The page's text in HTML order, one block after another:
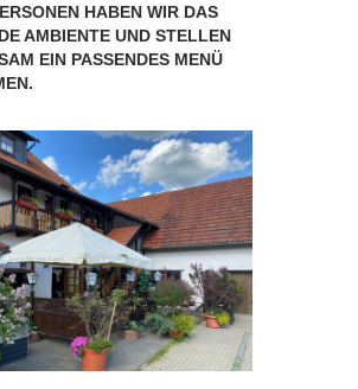
HABEN WIR DAS
AMBIENTE UND STELLEN
EIN PASSENDES MENÜ